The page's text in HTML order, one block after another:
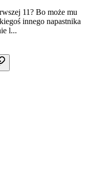
11? Bo może mu
innego napastnika
l...